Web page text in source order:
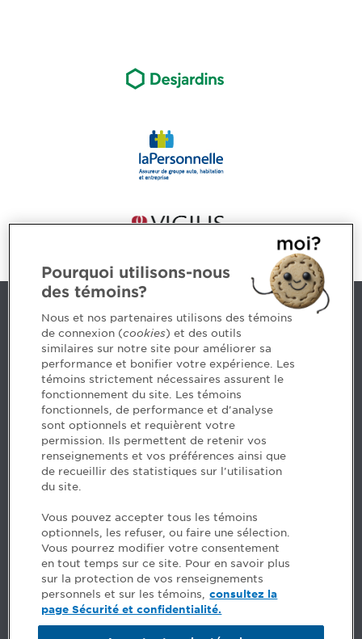
Nous joindre
5, Place Ville Marie, bureau 800, Montréal (Québec)
H3B 2G2
www.cpaquebec.ca
Des questions? Faites appel à notre équipe >
Envie de mettre de l’Ordre dans votre carrière? Voyez
les postes disponibles >
Facebook - Devenir CPA
Instagram
LinkedIn - CPA
LinkedIn - 20 minutes CPA
LinkedIn - Emploi CPA
TikTok
Pourquoi utilisons-nous
des témoins?
Nous et nos partenaires utilisons des témoins
de connexion (cookies) et des outils
similaires sur notre site pour améliorer sa
performance et bonifier votre expérience. Les
témoins strictement nécessaires assurent le
fonctionnement du site. Les témoins
fonctionnels, de performance et d'analyse
sont optionnels et requièrent votre
permission. Ils permettent de retenir vos
renseignements et vos préférences ainsi que
de recueillir des statistiques sur l'utilisation
du site.
Vous pouvez accepter tous les témoins
optionnels, les refuser, ou faire une sélection.
Vous pourrez modifier votre consentement
en tout temps sur ce site. Pour en savoir plus
sur la protection de vos renseignements
personnels et sur les témoins, consultez la
page Sécurité et confidentialité.